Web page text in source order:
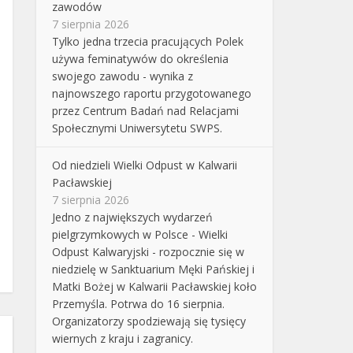
zawodów
7 sierpnia 2026
Tylko jedna trzecia pracujących Polek
używa feminatywów do określenia
swojego zawodu - wynika z
najnowszego raportu przygotowanego
przez Centrum Badań nad Relacjami
Społecznymi Uniwersytetu SWPS.
Od niedzieli Wielki Odpust w Kalwarii
Pacławskiej
7 sierpnia 2026
Jedno z największych wydarzeń
pielgrzymkowych w Polsce - Wielki
Odpust Kalwaryjski - rozpocznie się w
niedzielę w Sanktuarium Męki Pańskiej i
Matki Bożej w Kalwarii Pacławskiej koło
Przemyśla. Potrwa do 16 sierpnia.
Organizatorzy spodziewają się tysięcy
wiernych z kraju i zagranicy.